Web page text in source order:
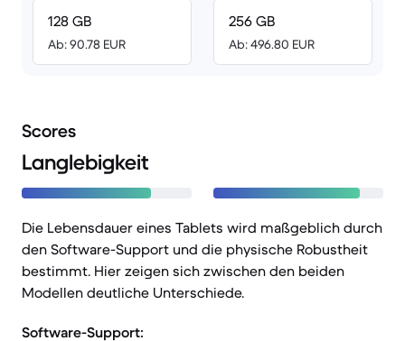
128 GB
Ab: 90.78 EUR
256 GB
Ab: 496.80 EUR
Scores
Langlebigkeit
Die Lebensdauer eines Tablets wird maßgeblich durch
den Software-Support und die physische Robustheit
bestimmt. Hier zeigen sich zwischen den beiden
Modellen deutliche Unterschiede.
Software-Support: